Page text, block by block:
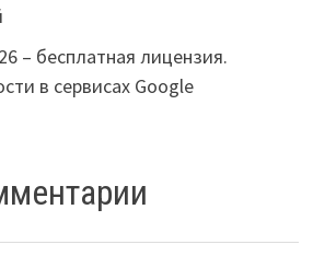
– бесплатная лицензия.
в сервисах Google